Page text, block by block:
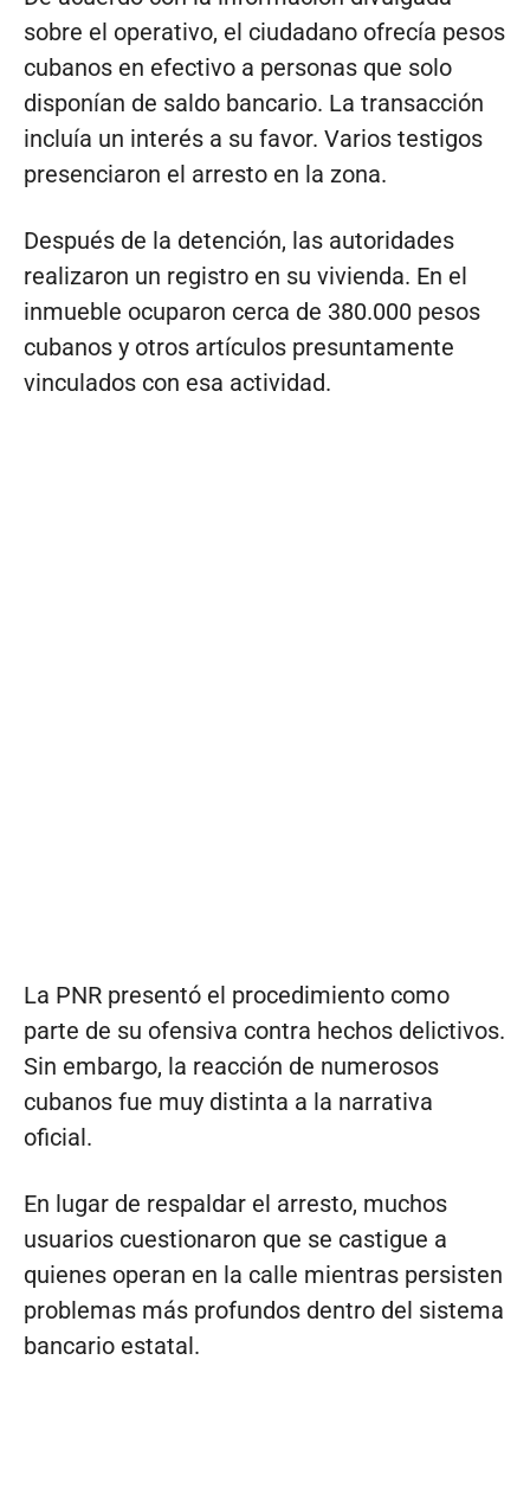
sobre el operativo, el ciudadano ofrecía pesos
cubanos en efectivo a personas que solo
disponían de saldo bancario. La transacción
incluía un interés a su favor. Varios testigos
presenciaron el arresto en la zona.
Después de la detención, las autoridades
realizaron un registro en su vivienda. En el
inmueble ocuparon cerca de 380.000 pesos
cubanos y otros artículos presuntamente
vinculados con esa actividad.
La PNR presentó el procedimiento como
parte de su ofensiva contra hechos delictivos.
Sin embargo, la reacción de numerosos
cubanos fue muy distinta a la narrativa
oficial.
En lugar de respaldar el arresto, muchos
usuarios cuestionaron que se castigue a
quienes operan en la calle mientras persisten
problemas más profundos dentro del sistema
bancario estatal.